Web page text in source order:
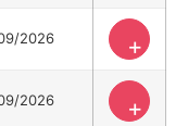
2026 +
2026 +